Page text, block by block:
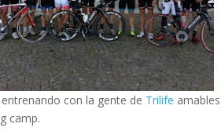
con la gente de Trilife
camp.